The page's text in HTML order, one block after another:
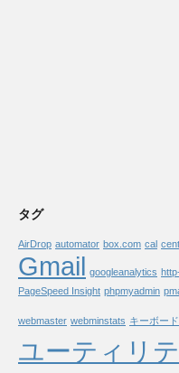
タグ
AirDrop automator box.com cal
Gmail googleanalytics
PageSpeed Insight phpmyadmin
webmaster webminstats キーボード
ユーティリ